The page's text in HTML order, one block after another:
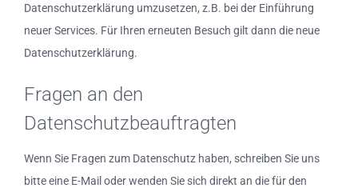
Datenschutzerklärung umzusetzen, z.B. bei der Einführung
neuer Services. Für Ihren erneuten Besuch gilt dann die neue
Datenschutzerklärung.
Fragen an den
Datenschutzbeauftragten
Wenn Sie Fragen zum Datenschutz haben, schreiben Sie uns
bitte eine E-Mail oder wenden Sie sich direkt an die für den